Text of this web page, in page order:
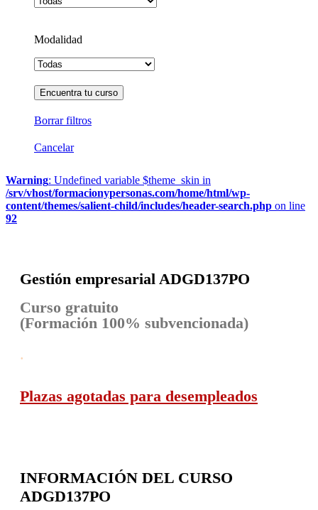
Modalidad
Borrar filtros
Cancelar
Warning: Undefined variable $theme_skin in
/srv/vhost/formacionypersonas.com/home/html/wp-
content/themes/salient-child/includes/header-search.php on line
92
Gestión empresarial ADGD137PO
Curso gratuito
(Formación 100% subvencionada)
.
Plazas agotadas para desempleados
INFORMACIÓN DEL CURSO
ADGD137PO